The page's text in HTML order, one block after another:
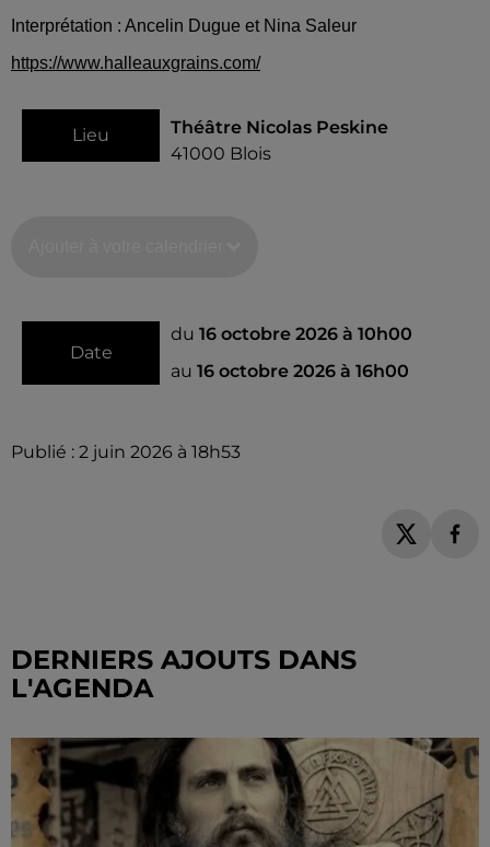
Interprétation : Ancelin Dugue et Nina Saleur
https://www.halleauxgrains.com/
Lieu
Théâtre Nicolas Peskine
41000 Blois
Date
du 16 octobre 2026 à 10h00
au 16 octobre 2026 à 16h00
Publié : 2 juin 2026 à 18h53
DERNIERS AJOUTS DANS
L'AGENDA